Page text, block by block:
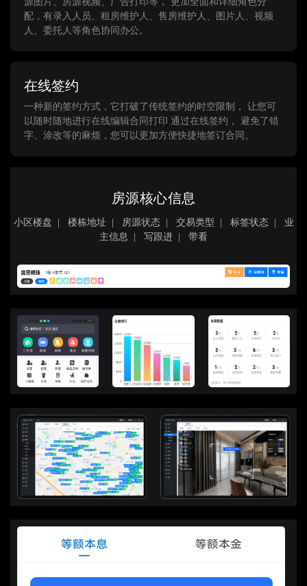
配，有录入人员、租房维护人、售房维护人、图片人、视频
人、委托人等角色协同办公。
在线签约
一种新的签约方式，它打破了传统签约的时空限制， 让您可
以随时随地进行在线编辑合同打印 通过在线签约， 避免了错
字、涂改等的麻烦，您可以更加方便快捷地签订合同。
房源核心信息
小区楼盘 | 楼栋地址 | 房源状态 | 交易类型 | 标签状态 | 业
主信息 | 写跟进 | 带看